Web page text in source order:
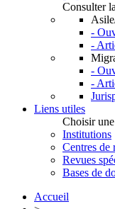
Consulter
-
-
-
-
Liens utiles
Choisir
Institutions
Centres de
Revues
Bases de
Accueil